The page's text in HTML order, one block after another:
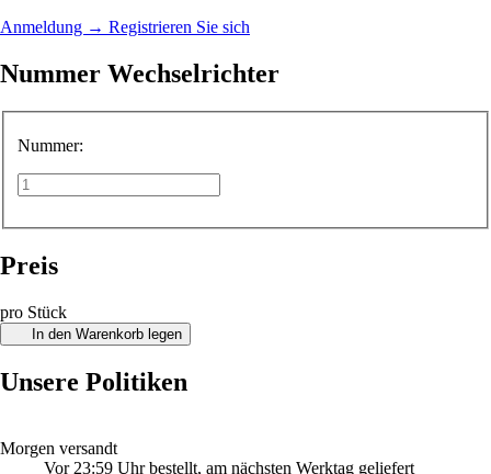
Anmeldung → Registrieren Sie sich
Nummer Wechselrichter
Nummer:
Preis
pro Stück
In den Warenkorb legen
Unsere Politiken
Morgen versandt
Vor 23:59 Uhr bestellt, am nächsten Werktag geliefert